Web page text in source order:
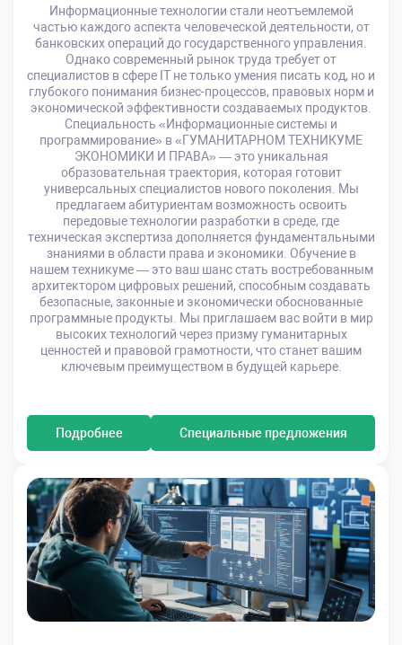
Информационные технологии стали неотъемлемой
частью каждого аспекта человеческой деятельности, от
банковских операций до государственного управления.
Однако современный рынок труда требует от
специалистов в сфере IT не только умения писать код, но и
глубокого понимания бизнес-процессов, правовых норм и
экономической эффективности создаваемых продуктов.
Специальность «Информационные системы и
программирование» в «ГУМАНИТАРНОМ ТЕХНИКУМЕ
ЭКОНОМИКИ И ПРАВА» — это уникальная
образовательная траектория, которая готовит
универсальных специалистов нового поколения. Мы
предлагаем абитуриентам возможность освоить
передовые технологии разработки в среде, где
техническая экспертиза дополняется фундаментальными
знаниями в области права и экономики. Обучение в
нашем техникуме — это ваш шанс стать востребованным
архитектором цифровых решений, способным создавать
безопасные, законные и экономически обоснованные
программные продукты. Мы приглашаем вас войти в мир
высоких технологий через призму гуманитарных
ценностей и правовой грамотности, что станет вашим
ключевым преимуществом в будущей карьере.
Подробнее Специальные предложения